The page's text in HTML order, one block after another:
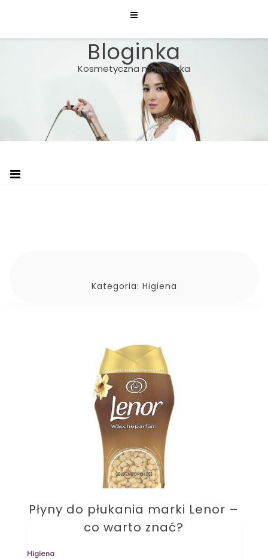
content
Bloginka
Kosmetyczna maniaczka
Kategoria: Higiena
Płyny do płukania marki Lenor –
co warto znać?
Higiena